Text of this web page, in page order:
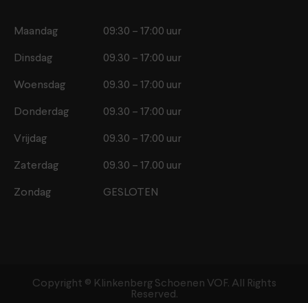
Maandag 09:30 – 17:00 uur
Dinsdag 09.30 – 17:00 uur
Woensdag 09.30 – 17:00 uur
Donderdag 09.30 – 17:00 uur
Vrijdag 09.30 – 17:00 uur
Zaterdag 09.30 – 17.00 uur
Zondag GESLOTEN
Copyright ©️ Klinkenberg Schoenen VOF. All Rights
Reserved.